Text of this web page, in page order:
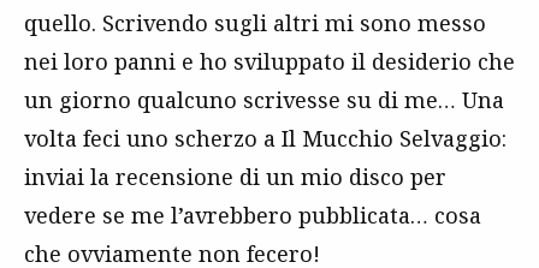
quello. Scrivendo sugli altri mi sono messo
nei loro panni e ho sviluppato il desiderio che
un giorno qualcuno scrivesse su di me… Una
volta feci uno scherzo a Il Mucchio Selvaggio:
inviai la recensione di un mio disco per
vedere se me l’avrebbero pubblicata… cosa
che ovviamente non fecero!